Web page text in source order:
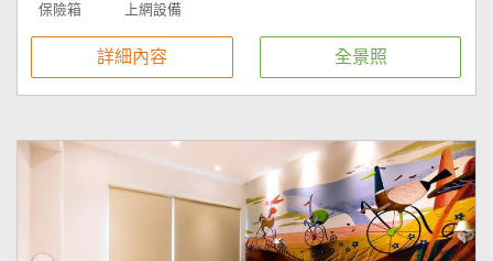
保險箱 上網設備
詳細內容 全景照